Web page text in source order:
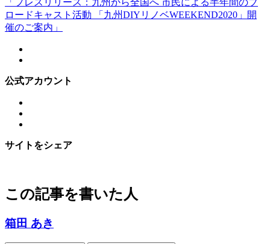
ロードキャスト活動 「九州DIYリノベWEEKEND2020」開
催のご案内」
公式アカウント
サイトをシェア
この記事を書いた人
箱田 あき